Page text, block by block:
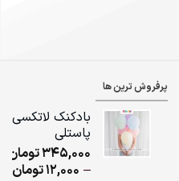
پرفروش ترین ها
بادکنک لاتکسی
پاستلی
345,000تومان
–
12,000تومان